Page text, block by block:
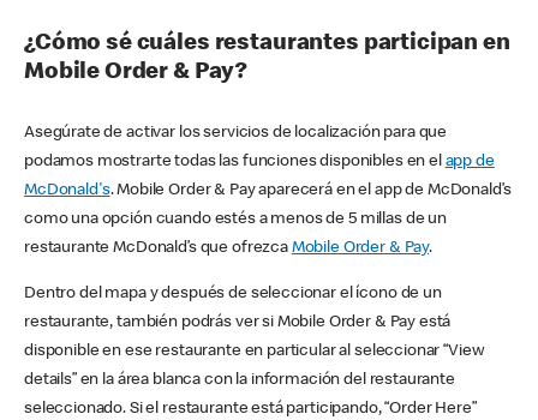
¿Cómo sé cuáles restaurantes participan en
Mobile Order & Pay?
Asegúrate de activar los servicios de localización para que
podamos mostrarte todas las funciones disponibles en el app de
McDonald's. Mobile Order & Pay aparecerá en el app de McDonald’s
como una opción cuando estés a menos de 5 millas de un
restaurante McDonald’s que ofrezca Mobile Order & Pay.
Dentro del mapa y después de seleccionar el ícono de un
restaurante, también podrás ver si Mobile Order & Pay está
disponible en ese restaurante en particular al seleccionar “View
details” en la área blanca con la información del restaurante
seleccionado. Si el restaurante está participando, “Order Here”